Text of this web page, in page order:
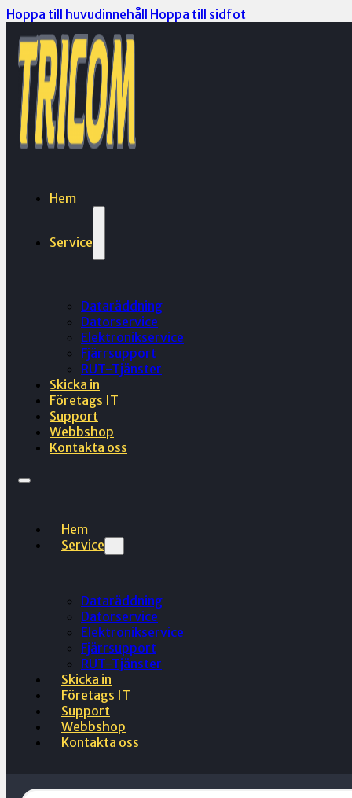
Hoppa till huvudinnehåll Hoppa till sidfot
Hem
Service
Dataräddning
Datorservice
Elektronikservice
Fjärrsupport
RUT-Tjänster
Skicka in
Företags IT
Support
Webbshop
Kontakta oss
Hem
Service
Dataräddning
Datorservice
Elektronikservice
Fjärrsupport
RUT-Tjänster
Skicka in
Företags IT
Support
Webbshop
Kontakta oss
Products